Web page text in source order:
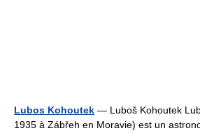
Lubos Kohoutek — Luboš Kohoutek
1935 à Zábřeh en Moravie) est un